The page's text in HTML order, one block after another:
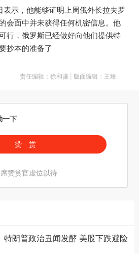
表示，他能够证明上周俄外长拉夫罗
会面中并未获得任何机密信息。他
行，俄罗斯已经做好向他们提供特
抄本的准备了
责任编辑：徐和谦 | 版面编辑：王臻
一下
赞 赏
赞赏官虚位以待
特朗普政治丑闻发酵 美股下跌避险